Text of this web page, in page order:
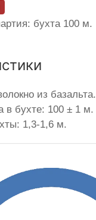
бухта 100 м.
из базальта.
в бухте: 100 ± 1 м.
1,3-1,6 м.